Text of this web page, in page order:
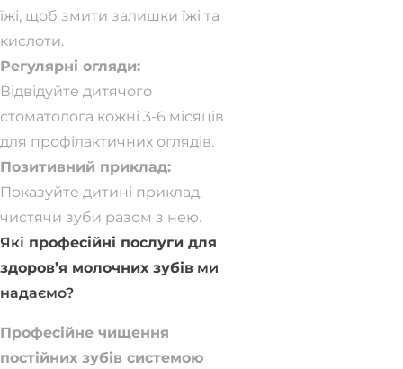
їжі, щоб змити залишки їжі та
кислоти.
Регулярні огляди:
Відвідуйте дитячого
стоматолога кожні 3-6 місяців
для профілактичних оглядів.
Позитивний приклад:
Показуйте дитині приклад,
чистячи зуби разом з нею.
Які професійні послуги для
здоров’я молочних зубів ми
надаємо?
Професійне чищення
постійних зубів системою